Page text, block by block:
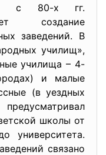
и с 80-х гг.
создание
заведений. В
училищ»,
училища – 4-
и малые
(в уездных
школы от
университета.
связано